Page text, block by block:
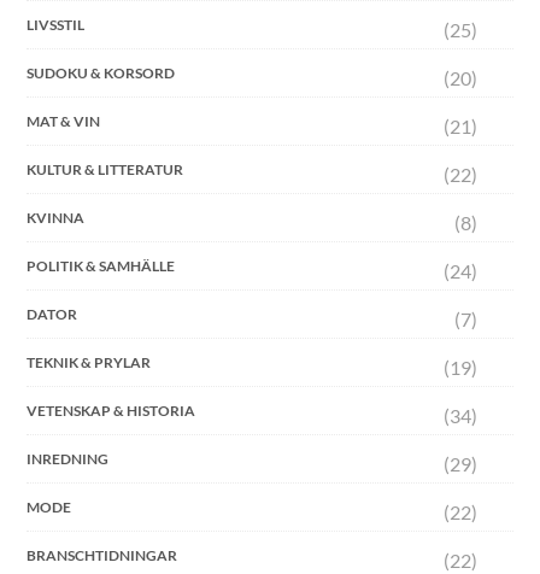
LIVSSTIL (25)
SUDOKU & KORSORD (20)
MAT & VIN (21)
KULTUR & LITTERATUR (22)
KVINNA (8)
POLITIK & SAMHÄLLE (24)
DATOR (7)
TEKNIK & PRYLAR (19)
VETENSKAP & HISTORIA (34)
INREDNING (29)
MODE (22)
BRANSCHTIDNINGAR (22)